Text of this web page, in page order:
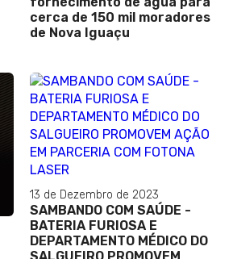
cerca de 150 mil moradores
de Nova Iguaçu
13 de Dezembro de 2023
SAMBANDO COM SAÚDE -
BATERIA FURIOSA E
DEPARTAMENTO MÉDICO DO